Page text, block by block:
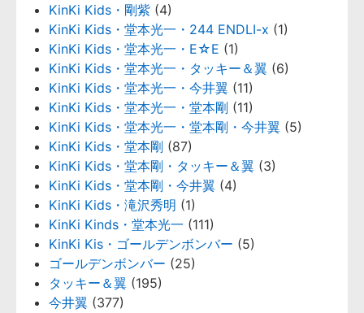
KinKi Kids・剛紫 (4)
KinKi Kids・堂本光一・244 ENDLI-x (1)
KinKi Kids・堂本光一・E☆E (1)
KinKi Kids・堂本光一・タッキー＆翼 (6)
KinKi Kids・堂本光一・今井翼 (11)
KinKi Kids・堂本光一・堂本剛 (11)
KinKi Kids・堂本光一・堂本剛・今井翼 (5)
KinKi Kids・堂本剛 (87)
KinKi Kids・堂本剛・タッキー＆翼 (3)
KinKi Kids・堂本剛・今井翼 (4)
KinKi Kids・滝沢秀明 (1)
KinKi Kinds・堂本光一 (111)
KinKi Kis・ゴールデンボンバー (5)
ゴールデンボンバー (25)
タッキー＆翼 (195)
今井翼 (377)